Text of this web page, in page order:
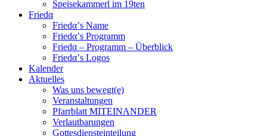
Speisekammerl im 19ten
Friedα
Friedα’s Name
Friedα’s Programm
Friedα – Programm – Überblick
Friedα’s Logos
Kalender
Aktuelles
Was uns bewegt(e)
Veranstaltungen
Pfarrblatt MITEINANDER
Verlautbarungen
Gottesdiensteinteilung